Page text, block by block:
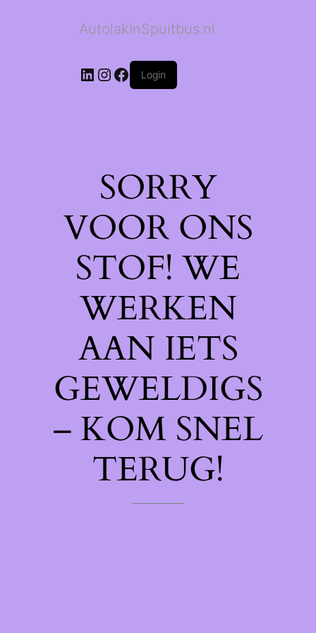
AutolakInSpuitbus.nl
LinkedIn
Instagram
Facebook
Login
SORRY
VOOR ONS
STOF! WE
WERKEN
AAN IETS
GEWELDIGS
– KOM SNEL
TERUG!